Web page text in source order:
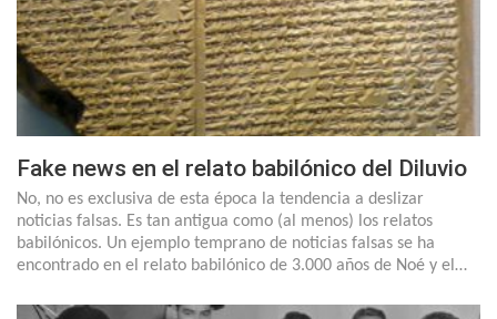
Fake news en el relato babilónico del Diluvio
No, no es exclusiva de esta época la tendencia a deslizar
noticias falsas. Es tan antigua como (al menos) los relatos
babilónicos. Un ejemplo temprano de noticias falsas se ha
encontrado en el relato babilónico de 3.000 años de Noé y el…